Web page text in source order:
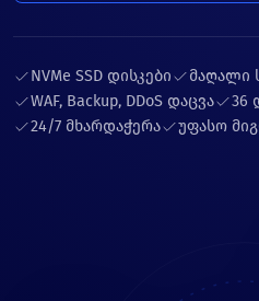
NVMe SSD დისკები
მაღალი
WAF, Backup, DDoS დაცვა
36
24/7 მხარდაჭერა
უფასო